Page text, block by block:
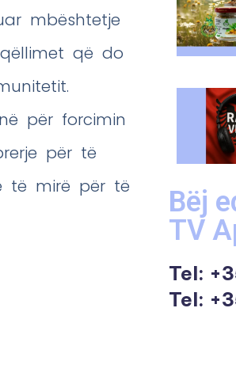
mbështetje
që do
për forcimin
për të
të mirë për të
Bëj
TV
Tel:
Tel: